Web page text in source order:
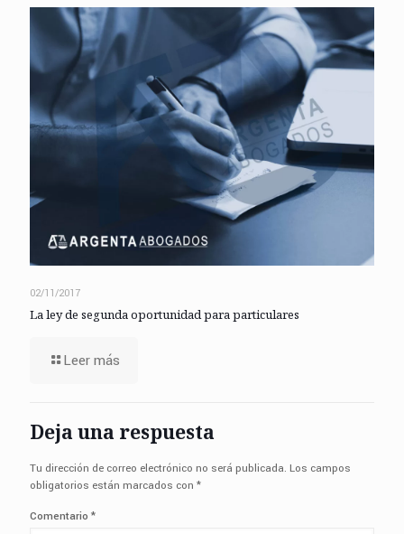
02/11/2017
La ley de segunda oportunidad para particulares
Leer más
Deja una respuesta
Tu dirección de correo electrónico no será publicada. Los campos
obligatorios están marcados con *
Comentario *